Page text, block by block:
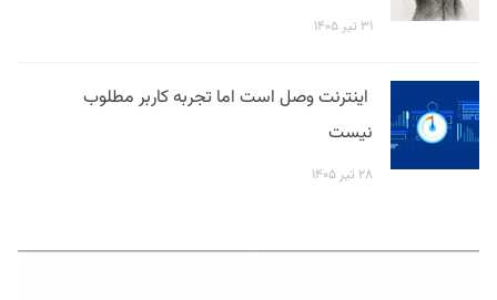
۳۱ تیر ۱۴۰۵
اینترنت وصل است اما تجربه کاربر مطلوب
نیست
۲۸ تیر ۱۴۰۵